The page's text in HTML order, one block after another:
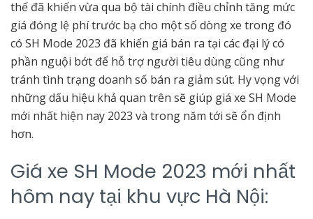
thế đã khiến vừa qua bộ tài chính điều chỉnh tăng mức
giá đóng lệ phí trước bạ cho một số dòng xe trong đó
có SH Mode 2023 đã khiến giá bán ra tại các đại lý có
phần nguội bớt để hỗ trợ người tiêu dùng cũng như
tránh tình trạng doanh số bán ra giảm sút. Hy vọng với
những dấu hiệu khả quan trên sẽ giúp giá xe SH Mode
mới nhất hiện nay 2023 và trong năm tới sẽ ổn định
hơn.
Giá xe SH Mode 2023 mới nhất
hôm nay tại khu vực Hà Nội: